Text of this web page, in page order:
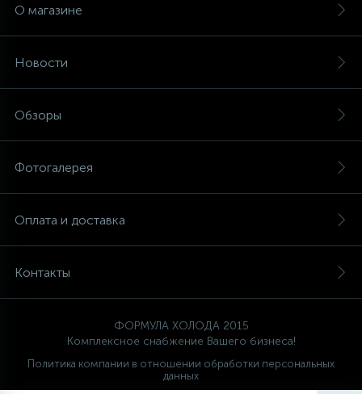
О магазине
Новости
Обзоры
Фотогалерея
Оплата и доставка
Контакты
ФОРМУЛА ХОЛОДА 2015
Комплексное снабжение Вашего бизнеса!
Политика компании в отношении обработки персональных
данных